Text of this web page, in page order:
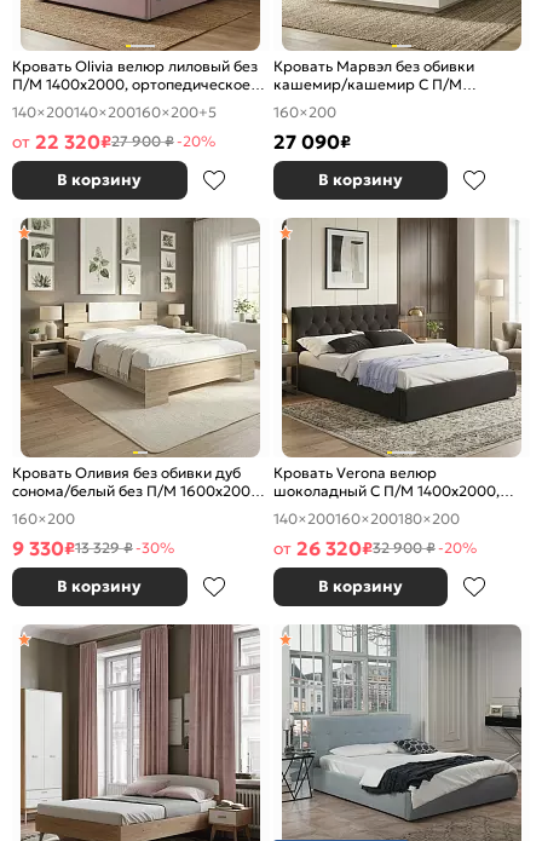
Кровать Olivia велюр лиловый без
П/М 1400x2000, ортопедическое
основание, изголовье мягкое
140×200140×200160×200+5
от 22 320₽27 900 ₽-20%
В корзину
Кровать Марвэл без обивки
кашемир/кашемир С П/М
1600x2000, ортопедическое
основание, изголовье жесткое
160×200
27 090₽
В корзину
Кровать Оливия без обивки дуб
сонома/белый без П/М 1600x2000,
изголовье жесткое
160×200
9 330₽13 329 ₽-30%
В корзину
Кровать Verona велюр
шоколадный С П/М 1400x2000,
ортопедическое основание,
изголовье мягкое
140×200160×200180×200
от 26 320₽32 900 ₽-20%
В корзину